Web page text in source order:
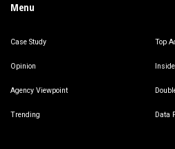
Menu
Case Study Top
Opinion
Agency Viewpoint
Trending Data